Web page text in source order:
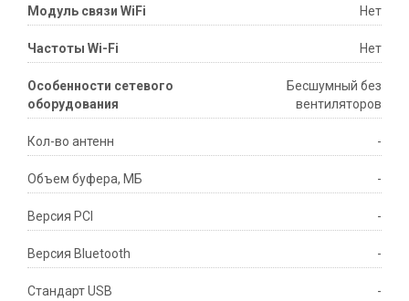
Модуль связи WiFi Нет
Частоты Wi-Fi Нет
Особенности сетевого
оборудования
Бесшумный без
вентиляторов
Кол-во антенн -
Объем буфера, МБ -
Версия PCI -
Версия Bluetooth -
Стандарт USB -